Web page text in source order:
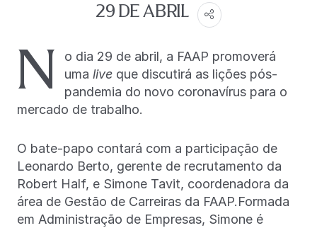
29 DE ABRIL
N
o dia 29 de abril, a FAAP promoverá
uma live que discutirá as lições pós-
pandemia do novo coronavírus para o
mercado de trabalho.
O bate-papo contará com a participação de
Leonardo Berto, gerente de recrutamento da
Robert Half, e Simone Tavit, coordenadora da
área de Gestão de Carreiras da FAAP.Formada
em Administração de Empresas, Simone é